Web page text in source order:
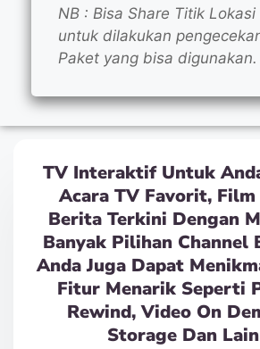
NB : Bisa Share Titik
untuk dilakukan
Paket yang bisa digunakan.
TV Interaktif Untuk
Acara TV Favorit, Film
Berita Terkini Dengan
Banyak Pilihan Channel
Anda Juga Dapat
Fitur Menarik Seperti
Rewind, Video On
Storage Dan